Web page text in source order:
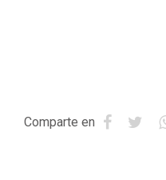
Comparte en